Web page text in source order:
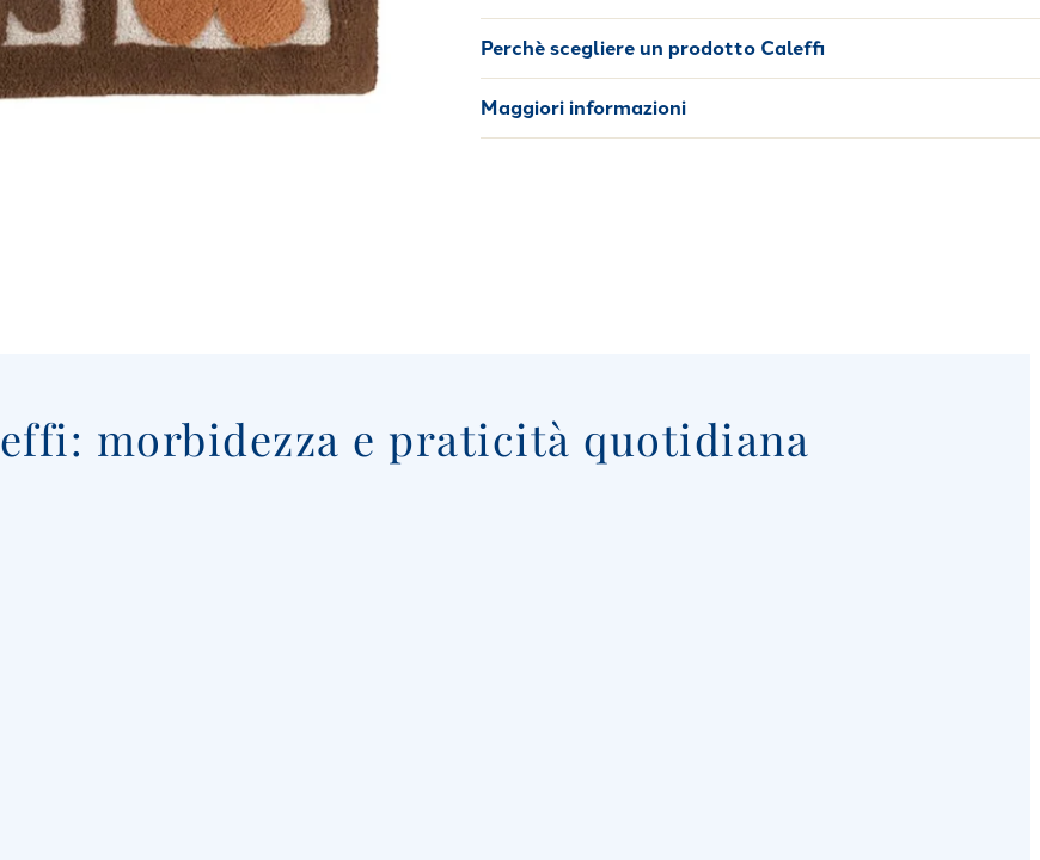
Perchè scegliere un prodotto Caleffi
Maggiori informazioni
morbidezza e praticità quotidiana